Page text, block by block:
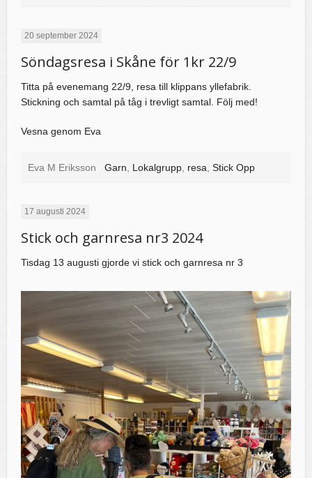
20 september 2024
Söndagsresa i Skåne för 1kr 22/9
Titta på evenemang 22/9, resa till klippans yllefabrik.
Stickning och samtal på tåg i trevligt samtal. Följ med!
Vesna genom Eva
Eva M Eriksson Garn, Lokalgrupp, resa, Stick Opp
17 augusti 2024
Stick och garnresa nr3 2024
Tisdag 13 augusti gjorde vi stick och garnresa nr 3